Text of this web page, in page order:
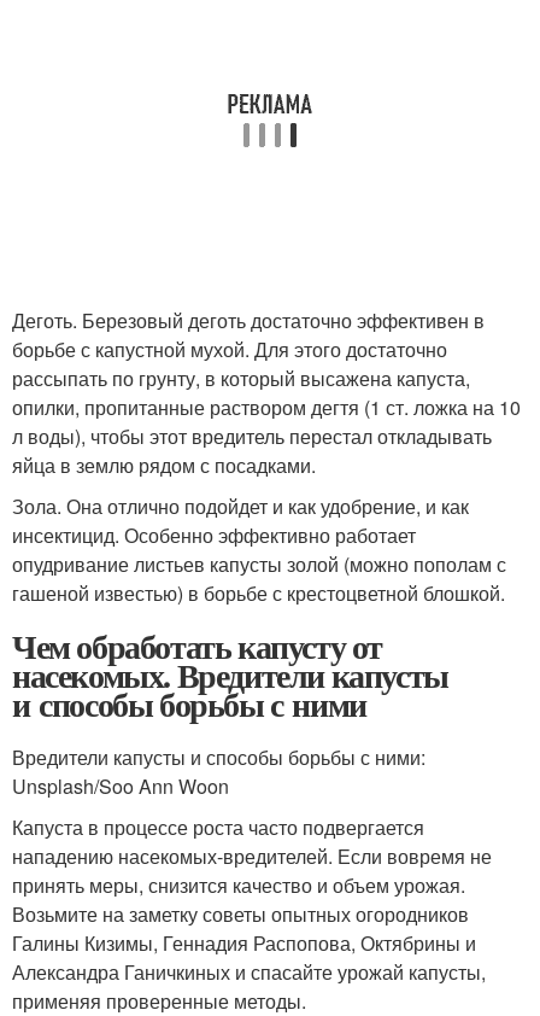
Деготь. Березовый деготь достаточно эффективен в
борьбе с капустной мухой. Для этого достаточно
рассыпать по грунту, в который высажена капуста,
опилки, пропитанные раствором дегтя (1 ст. ложка на 10
л воды), чтобы этот вредитель перестал откладывать
яйца в землю рядом с посадками.
Зола. Она отлично подойдет и как удобрение, и как
инсектицид. Особенно эффективно работает
опудривание листьев капусты золой (можно пополам с
гашеной известью) в борьбе с крестоцветной блошкой.
Чем обработать капусту от
насекомых. Вредители капусты
и способы борьбы с ними
Вредители капусты и способы борьбы с ними:
Unsplash/Soo Ann Woon
Капуста в процессе роста часто подвергается
нападению насекомых-вредителей. Если вовремя не
принять меры, снизится качество и объем урожая.
Возьмите на заметку советы опытных огородников
Галины Кизимы, Геннадия Распопова, Октябрины и
Александра Ганичкиных и спасайте урожай капусты,
применяя проверенные методы.